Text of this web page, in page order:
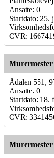
Ansatte: 0
Startdato: 25.
CVR:
Murermester
Ådalen 551,
Ansatte: 0
Startdato: 18.
CVR:
Murermester